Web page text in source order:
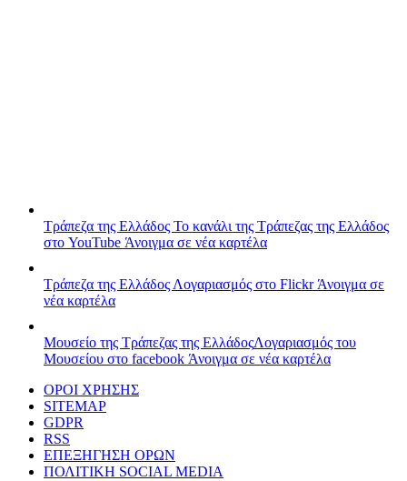
Τράπεζα της Ελλάδος Το κανάλι της Τράπεζας της Ελλάδος
στο YouTube Άνοιγμα σε νέα καρτέλα
Τράπεζα της Ελλάδος Λογαριασμός στο FlickrΆνοιγμα σε
νέα καρτέλα
Μουσείο της Τράπεζας της ΕλλάδοςΛογαριασμός του
Μουσείου στο facebook Άνοιγμα σε νέα καρτέλα
ΟΡΟΙ ΧΡΗΣΗΣ
SITEMAP
GDPR
RSS
ΕΠΕΞΗΓΗΣΗ ΟΡΩΝ
ΠΟΛΙΤΙΚΗ SOCIAL MEDIA